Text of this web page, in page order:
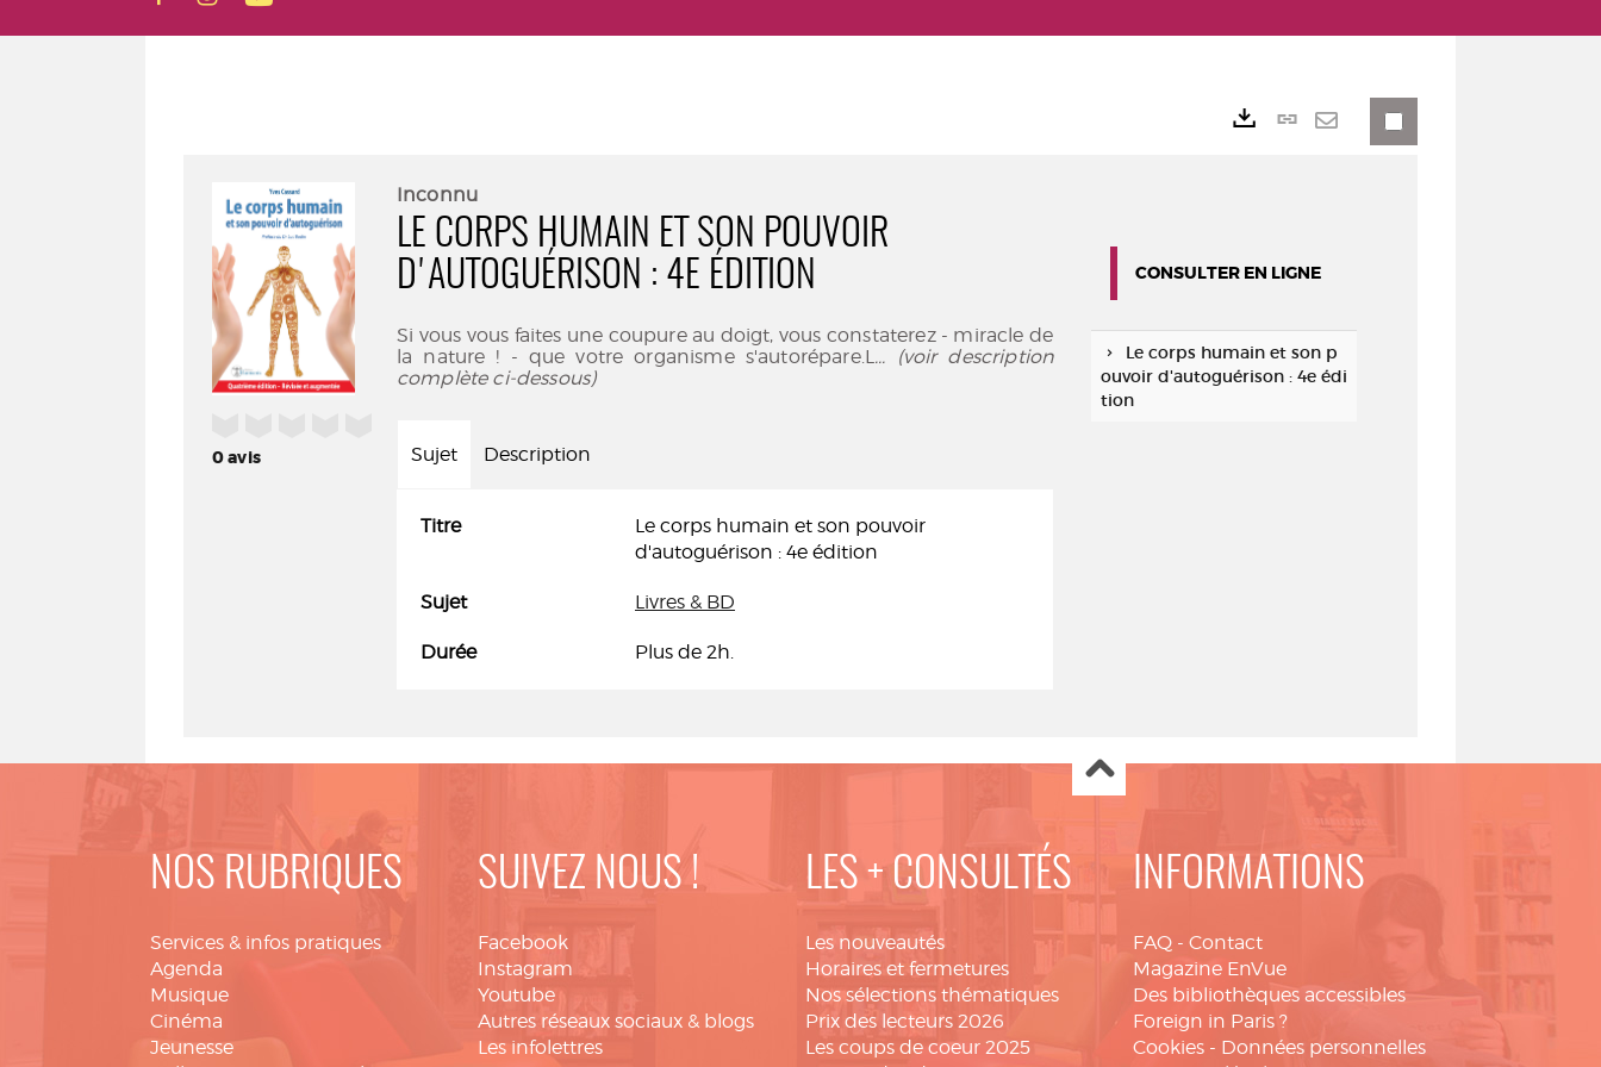
0avis
Inconnu
LE CORPS HUMAIN ET SON POUVOIR
D'AUTOGUÉRISON : 4E ÉDITION
Si vous vous faites une coupure au doigt, vous constaterez - miracle de
la nature ! - que votre organisme s'autorépare.L... (voir description
complète ci-dessous)
Sujet Description
Titre
Le corps humain et son pouvoir
d'autoguérison : 4e édition
Sujet Livres & BD
Durée Plus de 2h.
Lien
CONSULTER EN LIGNE
Le corps humain et son p
ouvoir d'autoguérison : 4e édi
tion
NOS RUBRIQUES
Services & infos pratiques
Agenda
Musique
Cinéma
Jeunesse
SUIVEZ NOUS !
Facebook
Instagram
Youtube
Autres réseaux sociaux & blogs
Les infolettres
LES + CONSULTÉS
Les nouveautés
Horaires et fermetures
Nos sélections thématiques
Prix des lecteurs 2026
Les coups de coeur 2025
INFORMATIONS
FAQ - Contact
Magazine EnVue
Des bibliothèques accessibles
Foreign in Paris ?
Cookies - Données personnelles